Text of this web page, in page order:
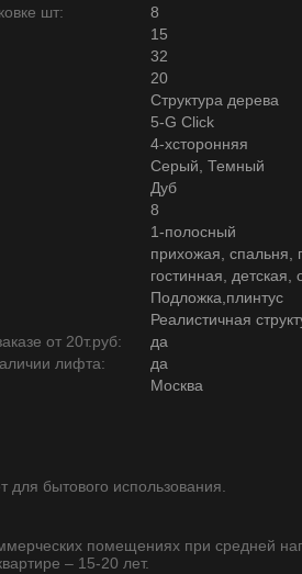
шт:
8
15
32
20
Структура дерева
5-G Click
4-хсторонняя
Серый, Темный
Дуб
8
1-полосный
прихожая, спальня,
гостинная, детская,
Подложка,плинтус
Реалистичная
от 20т.руб:
да
лифта:
да
Москва
для бытового использования.
помещениях при средней
– 15-20 лет.